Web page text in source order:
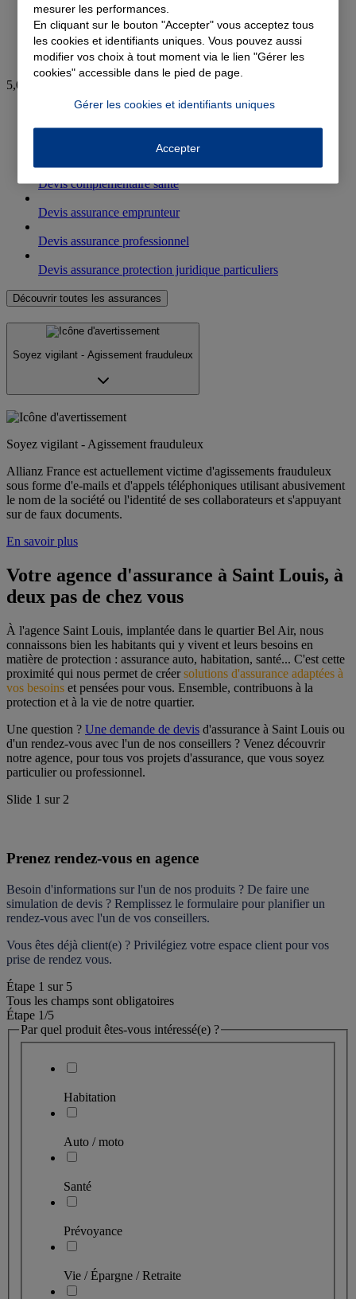
5,0
Devis assurance auto
Devis assurance habitation
Devis complémentaire santé
Devis assurance emprunteur
Devis assurance professionnel
Devis assurance protection juridique particuliers
Découvrir toutes les assurances
Soyez vigilant - Agissement frauduleux
Soyez vigilant - Agissement frauduleux
Allianz France est actuellement victime d'agissements frauduleux
sous forme d'e-mails et d'appels téléphoniques utilisant abusivement
le nom de la société ou l'identité de ses collaborateurs et s'appuyant
sur de faux documents.
En savoir plus
Votre agence d'assurance à Saint Louis, à
deux pas de chez vous
À l'agence Saint Louis, implantée dans le quartier Bel Air, nous
connaissons bien les habitants qui y vivent et leurs besoins en
matière de protection : assurance auto, habitation, santé... C'est cette
proximité qui nous permet de créer solutions d'assurance adaptées à
vos besoins et pensées pour vous. Ensemble, contribuons à la
protection et à la vie de notre quartier.
Une question ? Une demande de devis d'assurance à Saint Louis ou
d'un rendez-vous avec l'un de nos conseillers ? Venez découvrir
notre agence, pour tous vos projets d'assurance, que vous soyez
particulier ou professionnel.
Slide 1 sur 2
Prenez rendez-vous en agence
Besoin d'informations sur l'un de nos produits ? De faire une
simulation de devis ? Remplissez le formulaire pour planifier un
rendez-vous avec l'un de vos conseillers.
Vous êtes déjà client(e) ? Privilégiez votre espace client pour vos
prise de rendez vous.
Étape 1 sur 5
Tous les champs sont obligatoires
Étape 1/5
Par quel produit êtes-vous intéressé(e) ?
Habitation
Auto / moto
Santé
Prévoyance
Vie / Épargne / Retraite
mesurer les performances.
En cliquant sur le bouton "Accepter" vous acceptez tous
les cookies et identifiants uniques. Vous pouvez aussi
modifier vos choix à tout moment via le lien "Gérer les
cookies" accessible dans le pied de page.
Gérer les cookies et identifiants uniques
Accepter